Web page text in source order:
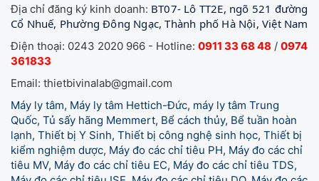
Địa chỉ đăng ký kinh doanh: BT07- Lô TT2E, ngõ 521 đường
Cổ Nhuế, Phường Đông Ngạc, Thành phố Hà Nội, Việt Nam
Điện thoại: 0243 2020 966 - Hotline: 0911 33 68 48 / 0974
361833
Email: thietbivinalab@gmail.com
Máy ly tâm, Máy ly tâm Hettich-Đức, máy ly tâm Trung
Quốc, Tủ sấy hãng Memmert, Bể cách thủy, Bể tuần hoàn
lạnh, Thiết bị Y Sinh, Thiết bị công nghệ sinh học, Thiết bị
kiểm nghiệm dược, Máy đo các chỉ tiêu PH, Máy đo các chỉ
tiêu MV, Máy đo các chỉ tiêu EC, Máy đo các chỉ tiêu TDS,